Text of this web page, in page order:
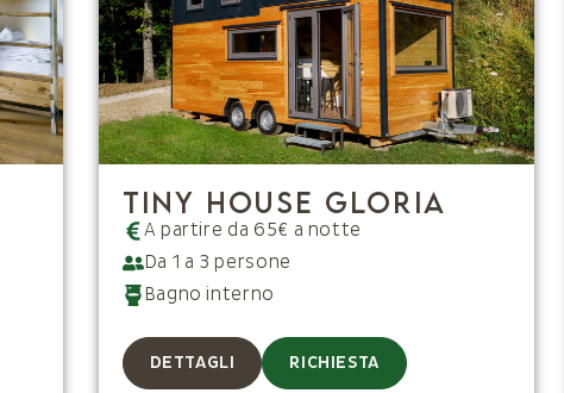
Tiny House Gloria
A partire da 65€ a notte
Da 1 a 3 persone
Bagno interno
DETTAGLI RICHIESTA